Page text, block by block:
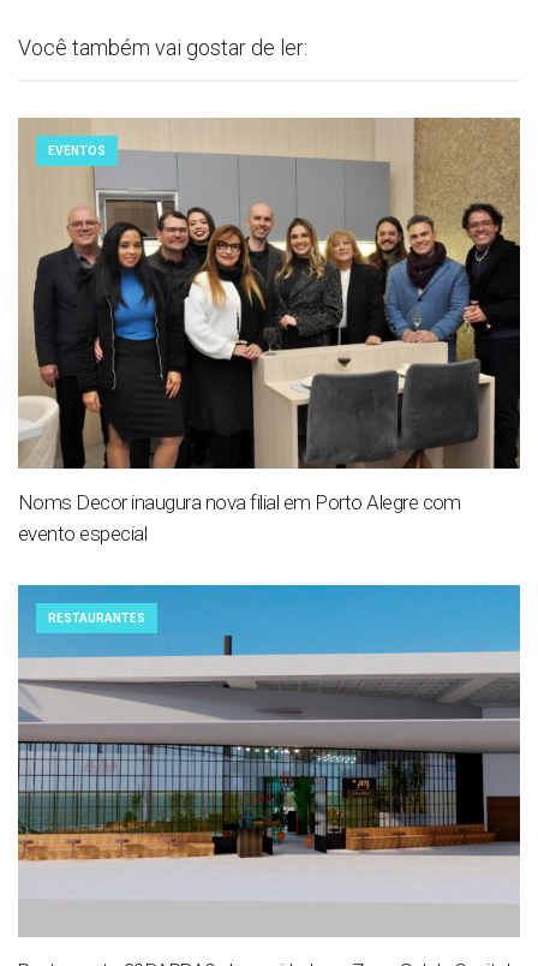
Você também vai gostar de ler:
EVENTOS
Noms Decor inaugura nova filial em Porto Alegre com
evento especial
RESTAURANTES